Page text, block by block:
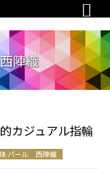

陣織
カジュアル指輪
パール 西陣織